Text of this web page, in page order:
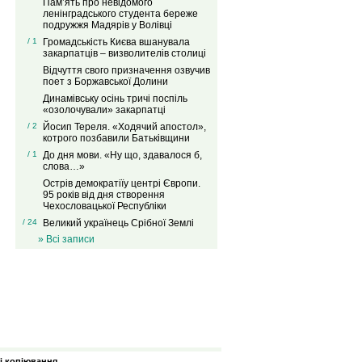
Пам’ять про невідомого
ленінградського студента береже
подружжя Мадярів у Волівці
/ 1
Громадськість Києва вшанувала
закарпатців – визволителів столиці
Відчуття свого призначення озвучив
поет з Боржавської Долини
Динамівську осінь тричі поспіль
«озолочували» закарпатці
/ 2
Йосип Тереля. «Ходячий апостол»,
котрого позбавили Батьківщини
/ 1
До дня мови. «Ну що, здавалося б,
слова…»
Острів демократіїу центрі Європи.
95 років від дня створення
Чехословацької Республіки
/ 24
Великий українець Срібної Землі
» Всі записи